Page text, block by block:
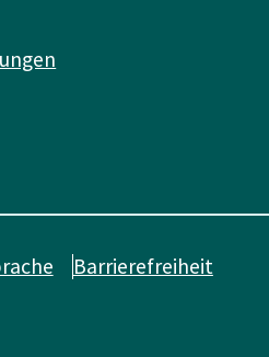
Barrierefreiheit